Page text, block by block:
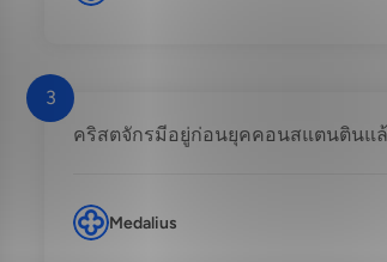
3
คริสตจักรมีอยู่ก่อนยุคคอนสแตนตินแ
Medalius